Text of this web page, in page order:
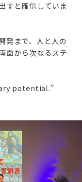
すと確信していま
まで、 人と人の
面から次なるステ
potential.”